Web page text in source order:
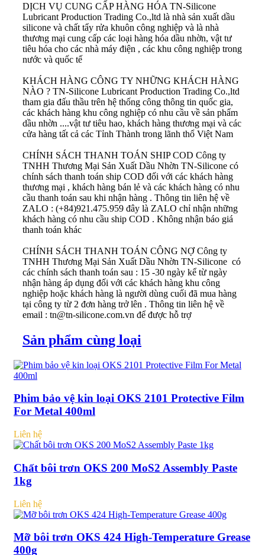
DỊCH VỤ CUNG CẤP HÀNG HÓA TN-Silicone
Lubricant Production Trading Co.,ltd là nhà sản xuất dầu
silicone và chất tẩy rửa khuôn công nghiệp và là nhà
thương mại cung cấp các loại hàng hóa dầu nhờn, vật tư
tiêu hóa cho các nhà máy điện , các khu công nghiệp trong
nước và quốc tế
KHÁCH HÀNG CÔNG TY NHỮNG KHÁCH HÀNG
NÀO ? TN-Silicone Lubricant Production Trading Co.,ltd
tham gia đấu thầu trên hệ thống công thông tin quốc gia,
các khách hàng khu công nghiệp có nhu cầu về sản phẩm
dầu nhờn ....vật tư tiêu hao, khách hàng thương mại và các
cửa hàng tất cả các Tỉnh Thành trong lãnh thổ Việt Nam
CHÍNH SÁCH THANH TOÁN SHIP COD Công ty
TNHH Thương Mại Sản Xuất Dầu Nhờn TN-Silicone có
chính sách thanh toán ship COD đối với các khách hàng
thương mại , khách hàng bán lẻ và các khách hàng có nhu
cầu thanh toán sau khi nhận hàng . Thông tin liên hệ về
ZALO : (+84)921.475.959 đây là ZALO chỉ nhận những
khách hàng có nhu cầu ship COD . Không nhận báo giá
thanh toán khác
CHÍNH SÁCH THANH TOÁN CÔNG NỢ Công ty
TNHH Thương Mại Sản Xuất Dầu Nhờn TN-Silicone có
các chính sách thanh toán sau : 15 -30 ngày kể từ ngày
nhận hàng áp dụng đối với các khách hàng khu công
nghiệp hoặc khách hàng là người dùng cuối đã mua hàng
tại công ty từ 2 đơn hàng trở lên . Thông tin liên hệ về
email : tn@tn-silicone.com.vn để được hỗ trợ
Sản phẩm cùng loại
Phim bảo vệ kin loại OKS 2101 Protective Film
For Metal 400ml
Liên hệ
Chất bôi trơn OKS 200 MoS2 Assembly Paste
1kg
Liên hệ
Mỡ bôi trơn OKS 424 High-Temperature Grease
400g